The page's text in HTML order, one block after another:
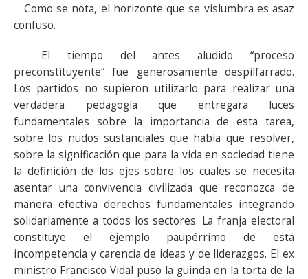
Como se nota, el horizonte que se vislumbra es asaz
confuso.
El tiempo del antes aludido “proceso
preconstituyente” fue generosamente despilfarrado.
Los partidos no supieron utilizarlo para realizar una
verdadera pedagogía que entregara luces
fundamentales sobre la importancia de esta tarea,
sobre los nudos sustanciales que había que resolver,
sobre la significación que para la vida en sociedad tiene
la definición de los ejes sobre los cuales se necesita
asentar una convivencia civilizada que reconozca de
manera efectiva derechos fundamentales integrando
solidariamente a todos los sectores. La franja electoral
constituye el ejemplo paupérrimo de esta
incompetencia y carencia de ideas y de liderazgos. El ex
ministro Francisco Vidal puso la guinda en la torta de la